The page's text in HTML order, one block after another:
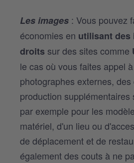
Les images : Vous pouvez
économies en utilisant des
droits sur des sites comme
le cas où vous faites appel
photographes externes, des
production supplémentaires
par exemple pour les
matériel, d'un lieu ou
de déplacement et de
également des couts à ne